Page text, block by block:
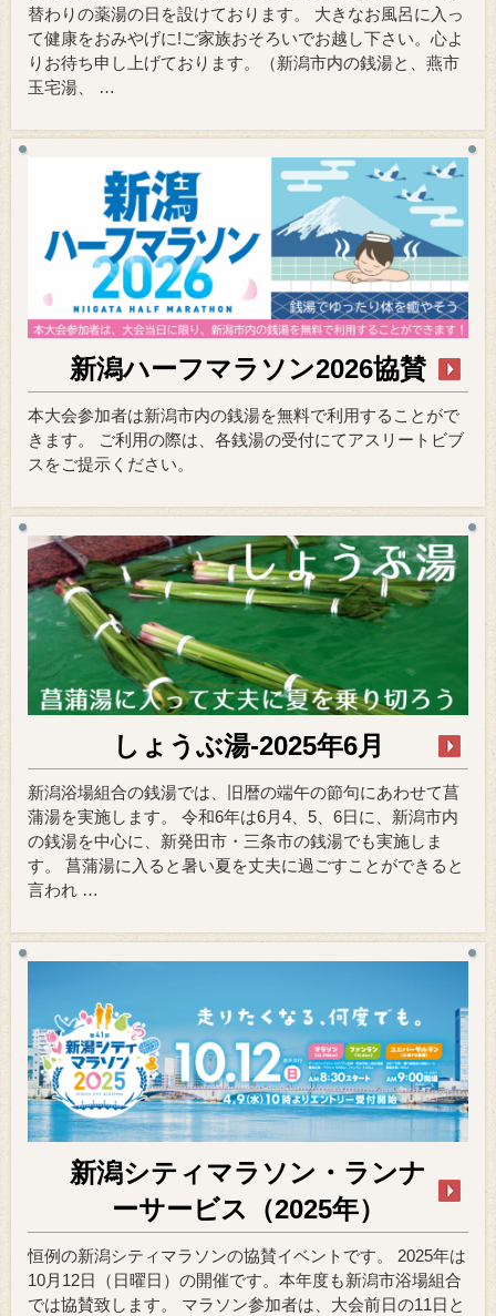
替わりの薬湯の日を設けております。 大きなお風呂に入っ
て健康をおみやげに!ご家族おそろいでお越し下さい。心よ
りお待ち申し上げております。（新潟市内の銭湯と、燕市
玉宅湯、 …
新潟ハーフマラソン2026協賛
本大会参加者は新潟市内の銭湯を無料で利用することがで
きます。 ご利用の際は、各銭湯の受付にてアスリートビブ
スをご提示ください。
しょうぶ湯-2025年6月
新潟浴場組合の銭湯では、旧暦の端午の節句にあわせて菖
蒲湯を実施します。 令和6年は6月4、5、6日に、新潟市内
の銭湯を中心に、新発田市・三条市の銭湯でも実施しま
す。 菖蒲湯に入ると暑い夏を丈夫に過ごすことができると
言われ …
新潟シティマラソン・ランナ
ーサービス（2025年）
恒例の新潟シティマラソンの協賛イベントです。 2025年は
10月12日（日曜日）の開催です。本年度も新潟市浴場組合
では協賛致します。 マラソン参加者は、大会前日の11日と